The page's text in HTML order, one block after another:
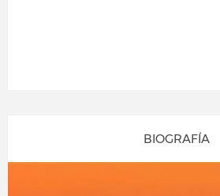
BIOGRAFÍA